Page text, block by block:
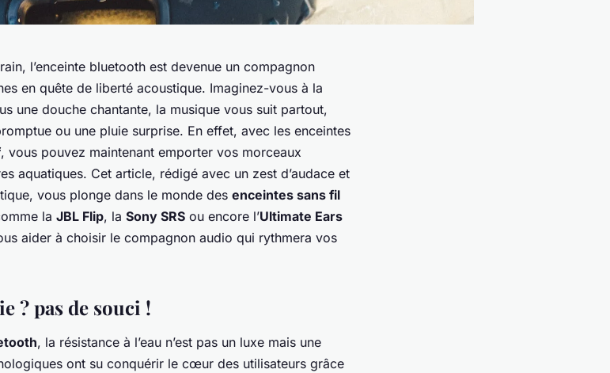
l’enceinte bluetooth est devenue un compagnon
en quête de liberté acoustique. Imaginez-vous à la
une douche chantante, la musique vous suit partout,
ou une pluie surprise. En effet, avec les enceintes
, vous pouvez maintenant emporter vos morceaux
aquatiques. Cet article, rédigé avec un zest d’audace et
vous plonge dans le monde des enceintes sans fil
la JBL Flip, la Sony SRS ou encore l’Ultimate Ears
aider à choisir le compagnon audio qui rythmera vos
? pas de souci !
, la résistance à l’eau n’est pas un luxe mais une
ont su conquérir le cœur des utilisateurs grâce